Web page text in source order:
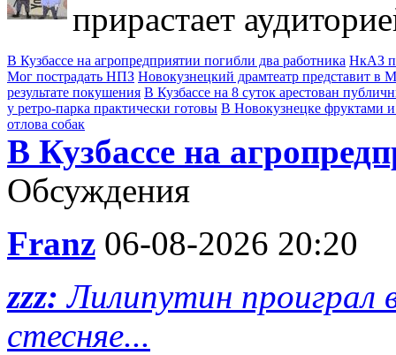
прирастает
В Кузбассе на агропредприятии погибли два работника НкАЗ
Мог пострадать НПЗ Новокузнецкий драмтеатр представит в
результате покушения В Кузбассе на 8 суток арестован
у ретро-парка практически готовы В Новокузнецке фруктами
отлова собак
В Кузбассе на
Обсуждения
Franz 06-08-2026 20:20
zzz:Лилипутин проиграл
стесняе...